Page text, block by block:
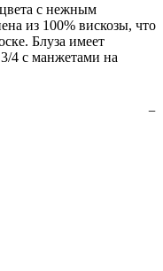
с нежным
из 100% вискозы, что
Блуза имеет
4 с манжетами на